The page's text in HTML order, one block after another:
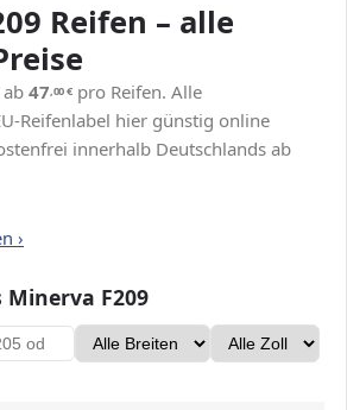
Reifen – alle
47,00€ pro Reifen. Alle
Reifenlabel hier günstig online
innerhalb Deutschlands ab
›
Minerva F209